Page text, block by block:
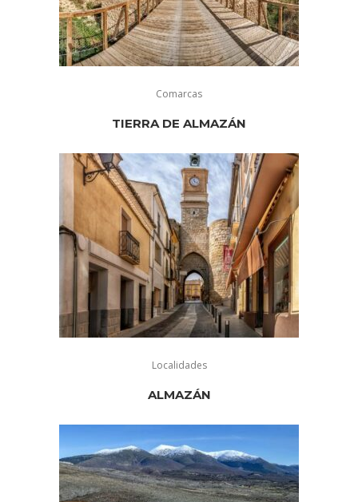
Comarcas
TIERRA DE ALMAZÁN
Localidades
ALMAZÁN